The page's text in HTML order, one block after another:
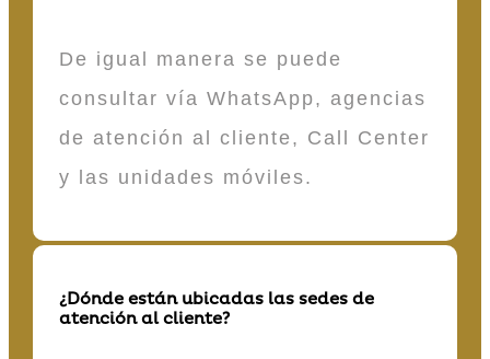
De igual manera se puede
consultar vía WhatsApp, agencias
de atención al cliente, Call Center
y las unidades móviles.
¿Dónde están ubicadas las sedes de
atención al cliente?